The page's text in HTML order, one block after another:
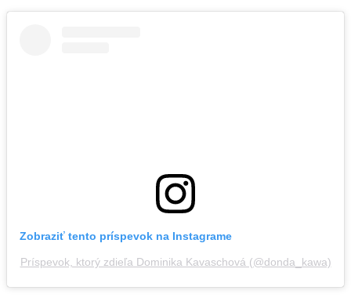
Zobraziť tento príspevok na Instagrame
Príspevok, ktorý zdieľa Dominika Kavaschová (@donda_kawa)